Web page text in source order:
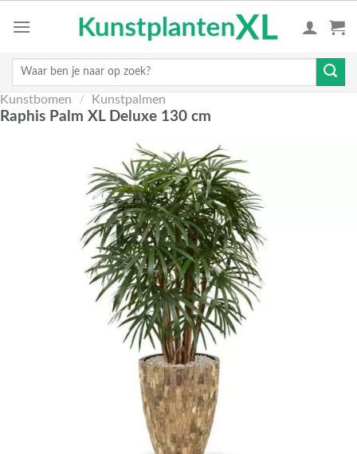
Zoeken
Kunstbomen / Kunstpalmen
Raphis Palm XL Deluxe 130 cm